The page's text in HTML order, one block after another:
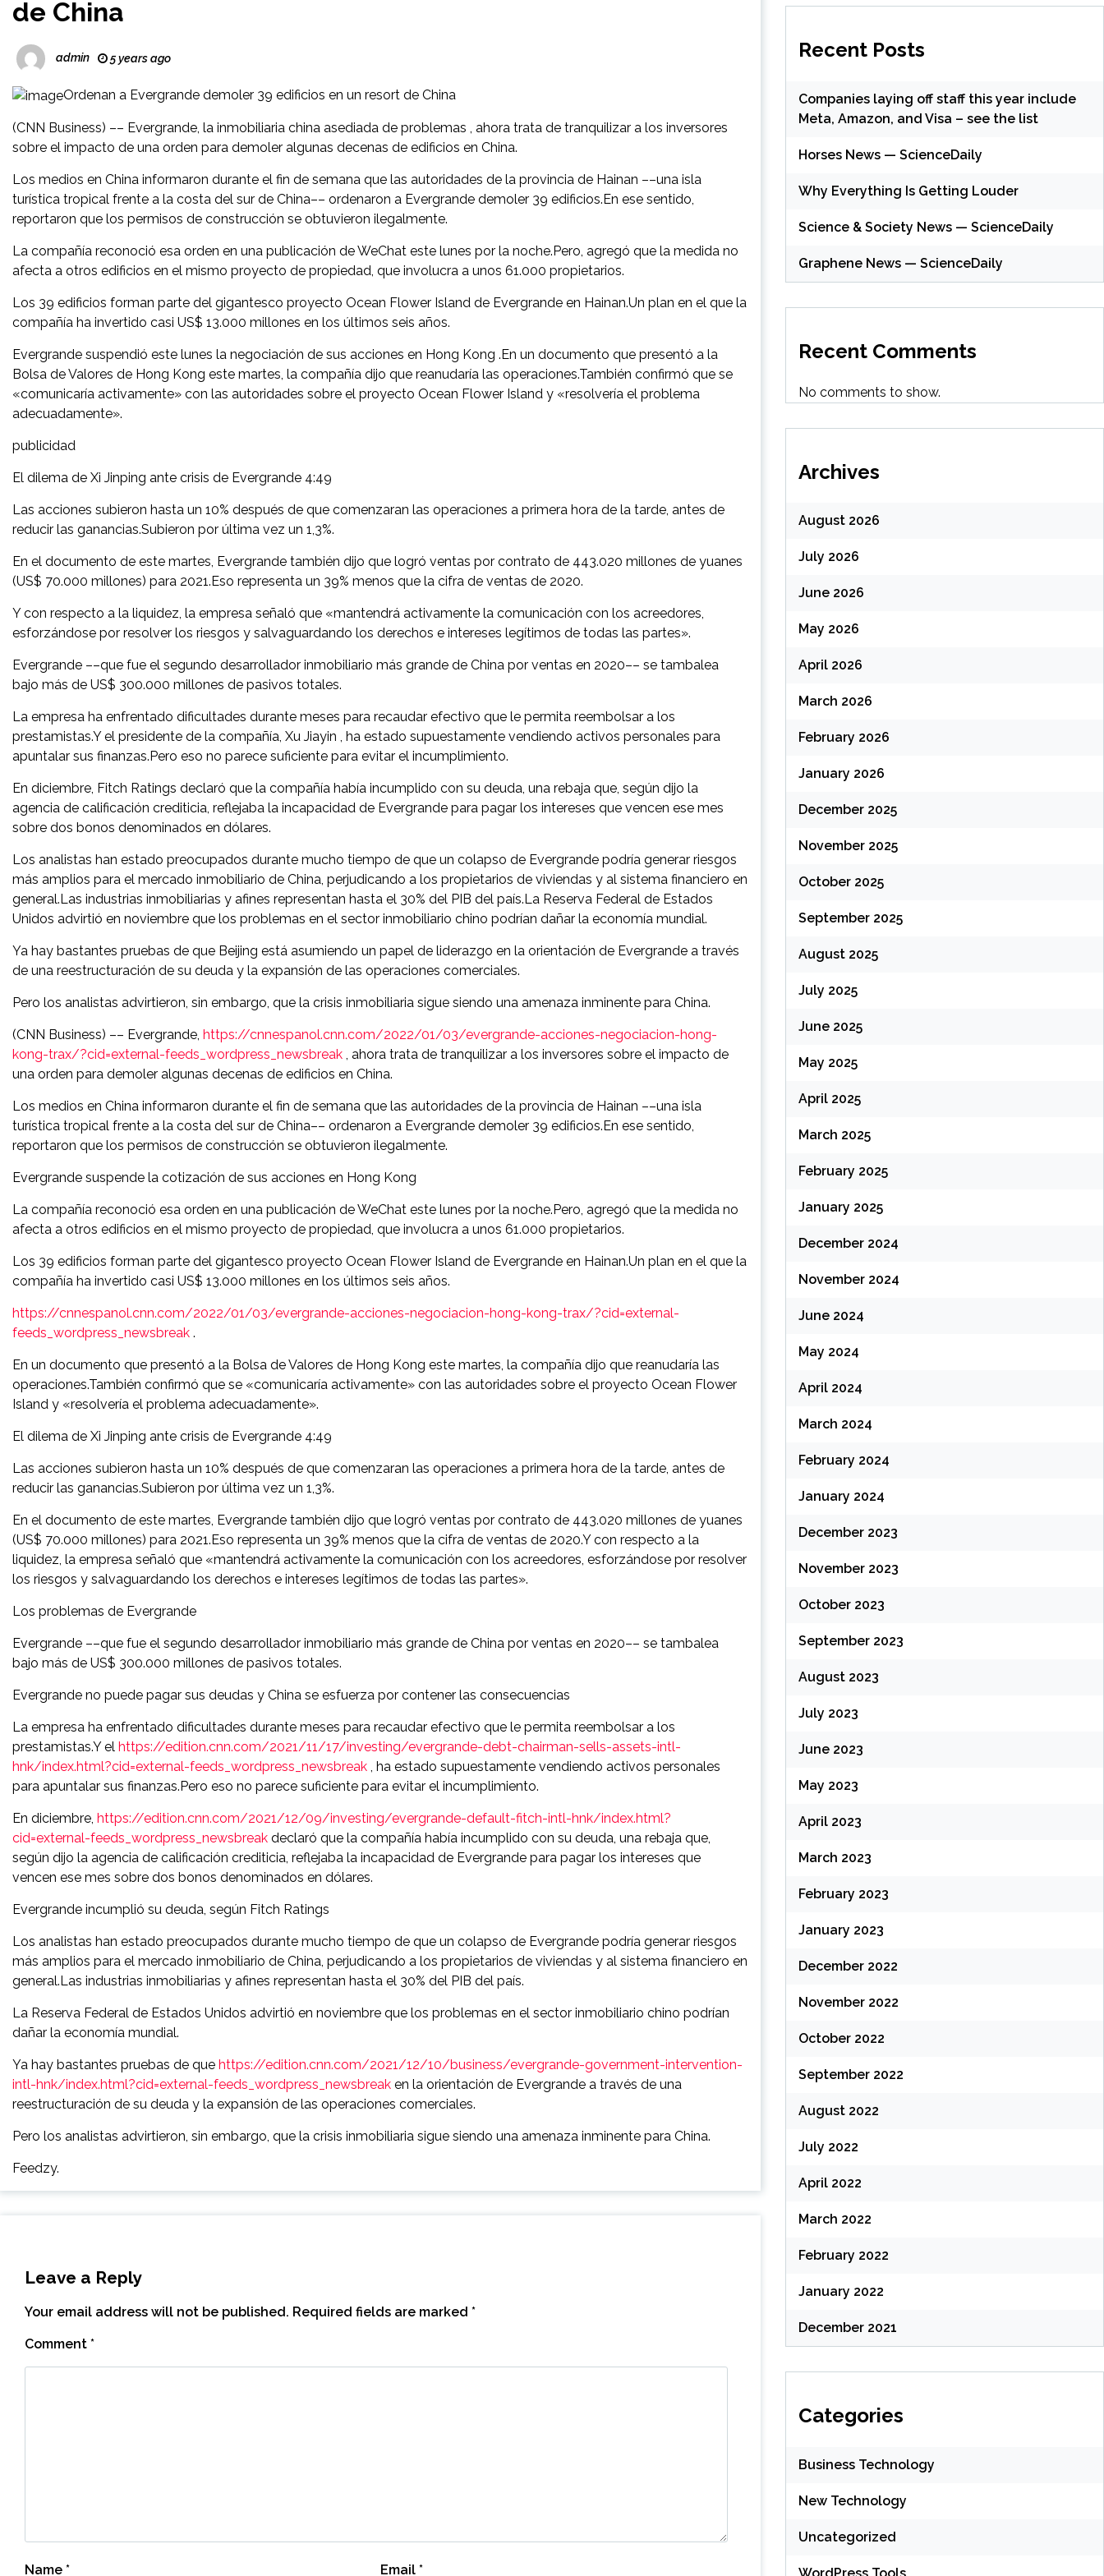
de China
admin 5 years ago
Ordenan a Evergrande demoler 39 edificios en un resort de China
(CNN Business) –– Evergrande, la inmobiliaria china asediada de problemas , ahora trata de tranquilizar a los inversores
sobre el impacto de una orden para demoler algunas decenas de edificios en China.
Los medios en China informaron durante el fin de semana que las autoridades de la provincia de Hainan ––una isla
turística tropical frente a la costa del sur de China–– ordenaron a Evergrande demoler 39 edificios.En ese sentido,
reportaron que los permisos de construcción se obtuvieron ilegalmente.
La compañía reconoció esa orden en una publicación de WeChat este lunes por la noche.Pero, agregó que la medida no
afecta a otros edificios en el mismo proyecto de propiedad, que involucra a unos 61.000 propietarios.
Los 39 edificios forman parte del gigantesco proyecto Ocean Flower Island de Evergrande en Hainan.Un plan en el que la
compañía ha invertido casi US$ 13.000 millones en los últimos seis años.
Evergrande suspendió este lunes la negociación de sus acciones en Hong Kong .En un documento que presentó a la
Bolsa de Valores de Hong Kong este martes, la compañía dijo que reanudaría las operaciones.También confirmó que se
«comunicaría activamente» con las autoridades sobre el proyecto Ocean Flower Island y «resolvería el problema
adecuadamente».
publicidad
El dilema de Xi Jinping ante crisis de Evergrande 4:49
Las acciones subieron hasta un 10% después de que comenzaran las operaciones a primera hora de la tarde, antes de
reducir las ganancias.Subieron por última vez un 1,3%.
En el documento de este martes, Evergrande también dijo que logró ventas por contrato de 443.020 millones de yuanes
(US$ 70.000 millones) para 2021.Eso representa un 39% menos que la cifra de ventas de 2020.
Y con respecto a la liquidez, la empresa señaló que «mantendrá activamente la comunicación con los acreedores,
esforzándose por resolver los riesgos y salvaguardando los derechos e intereses legítimos de todas las partes».
Evergrande ––que fue el segundo desarrollador inmobiliario más grande de China por ventas en 2020–– se tambalea
bajo más de US$ 300.000 millones de pasivos totales.
La empresa ha enfrentado dificultades durante meses para recaudar efectivo que le permita reembolsar a los
prestamistas.Y el presidente de la compañía, Xu Jiayin , ha estado supuestamente vendiendo activos personales para
apuntalar sus finanzas.Pero eso no parece suficiente para evitar el incumplimiento.
En diciembre, Fitch Ratings declaró que la compañía había incumplido con su deuda, una rebaja que, según dijo la
agencia de calificación crediticia, reflejaba la incapacidad de Evergrande para pagar los intereses que vencen ese mes
sobre dos bonos denominados en dólares.
Los analistas han estado preocupados durante mucho tiempo de que un colapso de Evergrande podría generar riesgos
más amplios para el mercado inmobiliario de China, perjudicando a los propietarios de viviendas y al sistema financiero en
general.Las industrias inmobiliarias y afines representan hasta el 30% del PIB del país.La Reserva Federal de Estados
Unidos advirtió en noviembre que los problemas en el sector inmobiliario chino podrían dañar la economía mundial.
Ya hay bastantes pruebas de que Beijing está asumiendo un papel de liderazgo en la orientación de Evergrande a través
de una reestructuración de su deuda y la expansión de las operaciones comerciales.
Pero los analistas advirtieron, sin embargo, que la crisis inmobiliaria sigue siendo una amenaza inminente para China.
(CNN Business) –– Evergrande, https://cnnespanol.cnn.com/2022/01/03/evergrande-acciones-negociacion-hong-
kong-trax/?cid=external-feeds_wordpress_newsbreak , ahora trata de tranquilizar a los inversores sobre el impacto de
una orden para demoler algunas decenas de edificios en China.
Los medios en China informaron durante el fin de semana que las autoridades de la provincia de Hainan ––una isla
turística tropical frente a la costa del sur de China–– ordenaron a Evergrande demoler 39 edificios.En ese sentido,
reportaron que los permisos de construcción se obtuvieron ilegalmente.
Evergrande suspende la cotización de sus acciones en Hong Kong
La compañía reconoció esa orden en una publicación de WeChat este lunes por la noche.Pero, agregó que la medida no
afecta a otros edificios en el mismo proyecto de propiedad, que involucra a unos 61.000 propietarios.
Los 39 edificios forman parte del gigantesco proyecto Ocean Flower Island de Evergrande en Hainan.Un plan en el que la
compañía ha invertido casi US$ 13.000 millones en los últimos seis años.
https://cnnespanol.cnn.com/2022/01/03/evergrande-acciones-negociacion-hong-kong-trax/?cid=external-
feeds_wordpress_newsbreak .
En un documento que presentó a la Bolsa de Valores de Hong Kong este martes, la compañía dijo que reanudaría las
operaciones.También confirmó que se «comunicaría activamente» con las autoridades sobre el proyecto Ocean Flower
Island y «resolvería el problema adecuadamente».
El dilema de Xi Jinping ante crisis de Evergrande 4:49
Las acciones subieron hasta un 10% después de que comenzaran las operaciones a primera hora de la tarde, antes de
reducir las ganancias.Subieron por última vez un 1,3%.
En el documento de este martes, Evergrande también dijo que logró ventas por contrato de 443.020 millones de yuanes
(US$ 70.000 millones) para 2021.Eso representa un 39% menos que la cifra de ventas de 2020.Y con respecto a la
liquidez, la empresa señaló que «mantendrá activamente la comunicación con los acreedores, esforzándose por resolver
los riesgos y salvaguardando los derechos e intereses legítimos de todas las partes».
Los problemas de Evergrande
Evergrande ––que fue el segundo desarrollador inmobiliario más grande de China por ventas en 2020–– se tambalea
bajo más de US$ 300.000 millones de pasivos totales.
Evergrande no puede pagar sus deudas y China se esfuerza por contener las consecuencias
La empresa ha enfrentado dificultades durante meses para recaudar efectivo que le permita reembolsar a los
prestamistas.Y el https://edition.cnn.com/2021/11/17/investing/evergrande-debt-chairman-sells-assets-intl-
hnk/index.html?cid=external-feeds_wordpress_newsbreak , ha estado supuestamente vendiendo activos personales
para apuntalar sus finanzas.Pero eso no parece suficiente para evitar el incumplimiento.
En diciembre, https://edition.cnn.com/2021/12/09/investing/evergrande-default-fitch-intl-hnk/index.html?
cid=external-feeds_wordpress_newsbreak declaró que la compañía había incumplido con su deuda, una rebaja que,
según dijo la agencia de calificación crediticia, reflejaba la incapacidad de Evergrande para pagar los intereses que
vencen ese mes sobre dos bonos denominados en dólares.
Evergrande incumplió su deuda, según Fitch Ratings
Los analistas han estado preocupados durante mucho tiempo de que un colapso de Evergrande podría generar riesgos
más amplios para el mercado inmobiliario de China, perjudicando a los propietarios de viviendas y al sistema financiero en
general.Las industrias inmobiliarias y afines representan hasta el 30% del PIB del país.
La Reserva Federal de Estados Unidos advirtió en noviembre que los problemas en el sector inmobiliario chino podrían
dañar la economía mundial.
Ya hay bastantes pruebas de que https://edition.cnn.com/2021/12/10/business/evergrande-government-intervention-
intl-hnk/index.html?cid=external-feeds_wordpress_newsbreak en la orientación de Evergrande a través de una
reestructuración de su deuda y la expansión de las operaciones comerciales.
Pero los analistas advirtieron, sin embargo, que la crisis inmobiliaria sigue siendo una amenaza inminente para China.
Feedzy.
Leave a Reply
Your email address will not be published. Required fields are marked *
Comment *
Name * Email *
Recent Posts
Companies laying off staff this year include
Meta, Amazon, and Visa – see the list
Horses News — ScienceDaily
Why Everything Is Getting Louder
Science & Society News — ScienceDaily
Graphene News — ScienceDaily
Recent Comments
No comments to show.
Archives
August 2026
July 2026
June 2026
May 2026
April 2026
March 2026
February 2026
January 2026
December 2025
November 2025
October 2025
September 2025
August 2025
July 2025
June 2025
May 2025
April 2025
March 2025
February 2025
January 2025
December 2024
November 2024
June 2024
May 2024
April 2024
March 2024
February 2024
January 2024
December 2023
November 2023
October 2023
September 2023
August 2023
July 2023
June 2023
May 2023
April 2023
March 2023
February 2023
January 2023
December 2022
November 2022
October 2022
September 2022
August 2022
July 2022
April 2022
March 2022
February 2022
January 2022
December 2021
Categories
Business Technology
New Technology
Uncategorized